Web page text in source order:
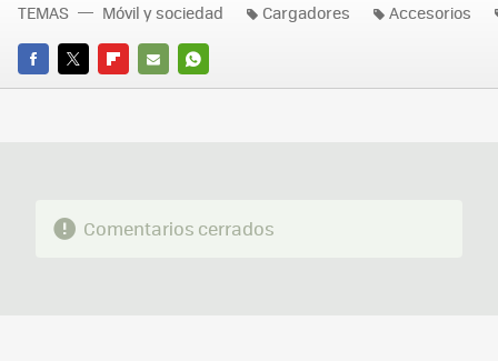
FACEBOOK
TWITTERFLIPBOARD
E-
WHATSAPP
TEMAS Móvil y sociedad Cargadores Accesorios
Comentarios cerrados